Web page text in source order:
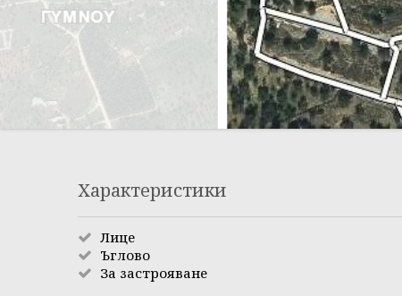
Характеристики
Лице
Ъглово
За застрояване